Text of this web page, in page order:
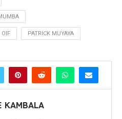
OIF PATRICK MUYAYA
KAMBALA